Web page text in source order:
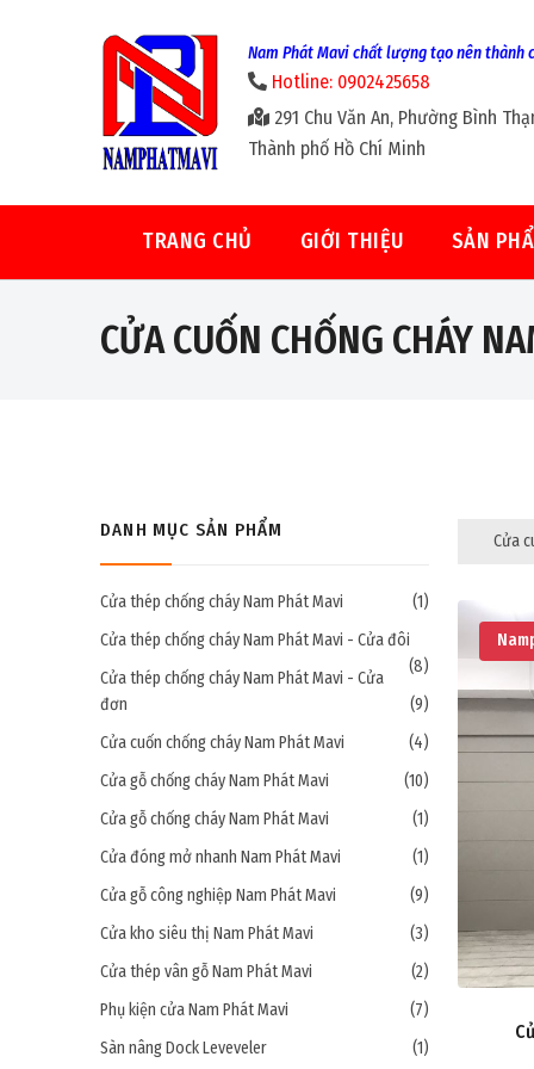
Nam Phát Mavi chất lượng tạo nên thành
Hotline: 0902425658
291 Chu Văn An, Phường Bình
Thành phố Hồ Chí Minh
TRANG CHỦ GIỚI THIỆU SẢN
CỬA CUỐN CHỐNG CHÁY
Cửa
DANH MỤC SẢN PHẨM
Cửa thép chống cháy Nam Phát Mavi
(1)
Cửa thép chống cháy Nam Phát Mavi - Cửa đôi
(8)
Cửa thép chống cháy Nam Phát Mavi - Cửa
đơn
(9)
Cửa cuốn chống cháy Nam Phát Mavi
(4)
Cửa gỗ chống cháy Nam Phát Mavi
(10)
Cửa gỗ chống cháy Nam Phát Mavi
(1)
Cửa đóng mở nhanh Nam Phát Mavi
(1)
Cửa gỗ công nghiệp Nam Phát Mavi
(9)
Cửa kho siêu thị Nam Phát Mavi
(3)
Cửa thép vân gỗ Nam Phát Mavi
(2)
Phụ kiện cửa Nam Phát Mavi
(7)
Sàn nâng Dock Leveveler
(1)